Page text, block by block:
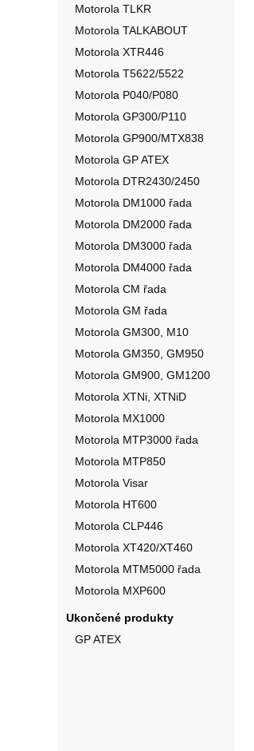
Motorola TLKR
Motorola TALKABOUT
Motorola XTR446
Motorola T5622/5522
Motorola P040/P080
Motorola GP300/P110
Motorola GP900/MTX838
Motorola GP ATEX
Motorola DTR2430/2450
Motorola DM1000 řada
Motorola DM2000 řada
Motorola DM3000 řada
Motorola DM4000 řada
Motorola CM řada
Motorola GM řada
Motorola GM300, M10
Motorola GM350, GM950
Motorola GM900, GM1200
Motorola XTNi, XTNiD
Motorola MX1000
Motorola MTP3000 řada
Motorola MTP850
Motorola Visar
Motorola HT600
Motorola CLP446
Motorola XT420/XT460
Motorola MTM5000 řada
Motorola MXP600
Ukončené produkty
GP ATEX